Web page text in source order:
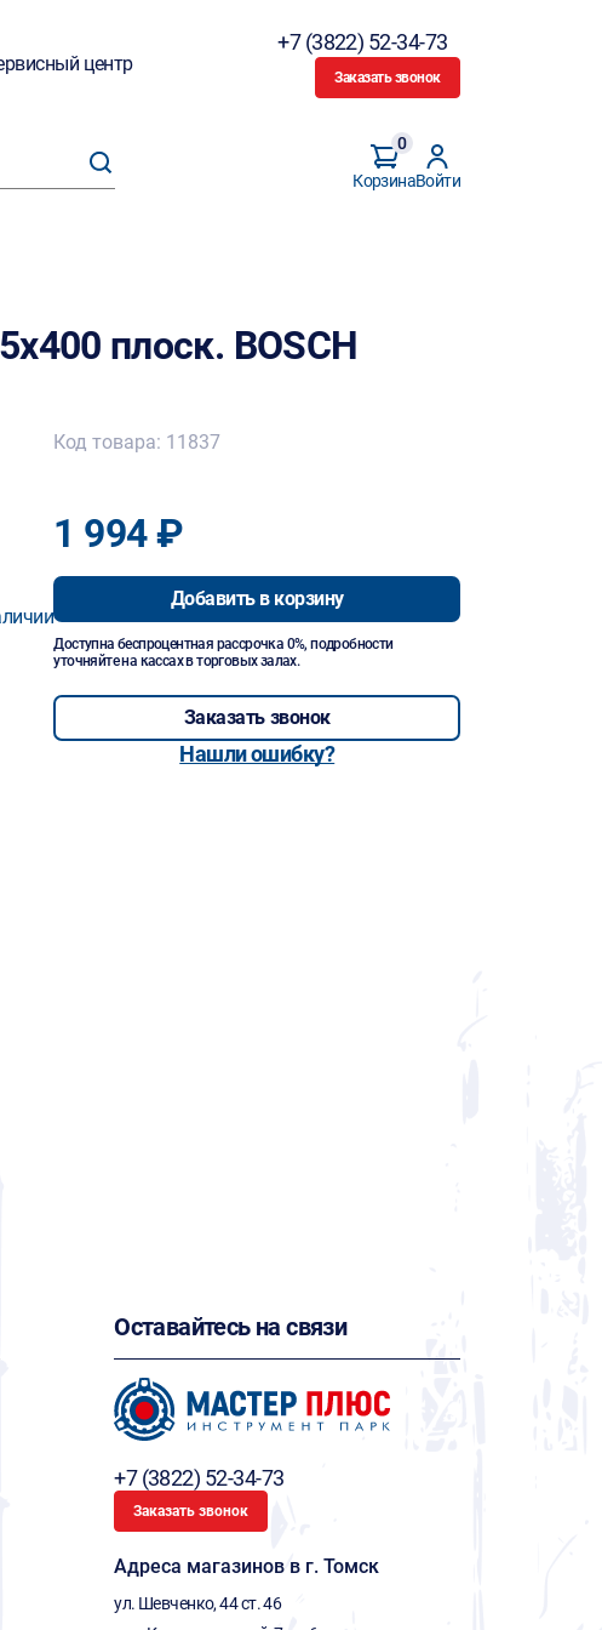
центр
+7 (3822) 52-34-73
Заказать звонок
Корзина
0
Войти
плоск. BOSCH
Код товара: 11837
1 994 ₽
Добавить в корзину
Доступна беспроцентная рассрочка 0%, подробности
уточняйте на кассах в торговых залах.
Заказать звонок
Нашли ошибку?
Оставайтесь на связи
+7 (3822) 52-34-73
Заказать звонок
Адреса магазинов в г. Томск
ул. Шевченко, 44 ст. 46